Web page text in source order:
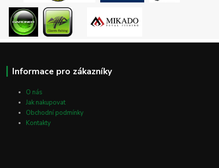
Informace pro zákazníky
O nás
Jak nakupovat
Obchodní podmínky
Kontakty